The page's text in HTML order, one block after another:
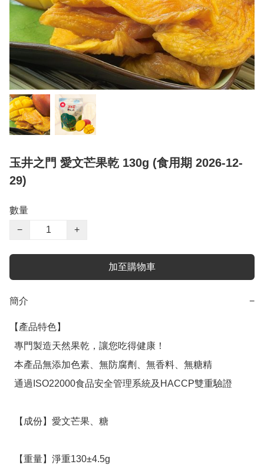
玉井之門 愛文芒果乾 130g (食用期 2026-12-
29)
數量
−
+
加至購物車
簡介 −
【產品特色】
  【重量】淨重130±4.5g